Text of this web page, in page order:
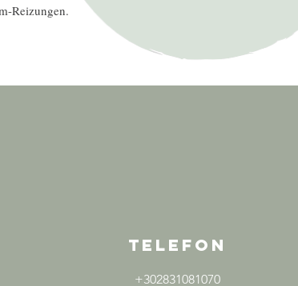
Reizungen.
TELEFON
+302831081070